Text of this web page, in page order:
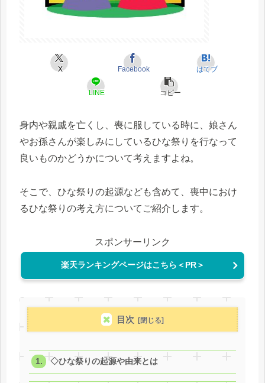
X Facebook はてブ
LINE コピー
身内や親戚を亡くし、喪に服している時に、娘さん
やお孫さんが楽しみにしているひな祭りを行なって
良いものかどうかについて考えますよね。
そこで、ひな祭りの起源なども含めて、喪中におけ
るひな祭りの考え方についてご紹介します。
スポンサーリンク
楽天ランキングページはこちら＜PR＞
目次
◇ひな祭りの起源や由来とは